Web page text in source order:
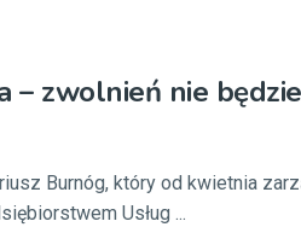
– zwolnień nie będzie
Burnóg, który od kwietnia
Usług ...